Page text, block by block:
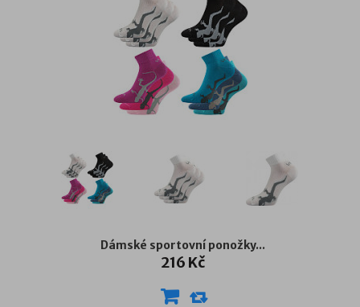
Dámské sportovní ponožky...
216 Kč